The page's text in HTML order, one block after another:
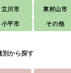
立川市 東村山市
小平市 その他
別から探す